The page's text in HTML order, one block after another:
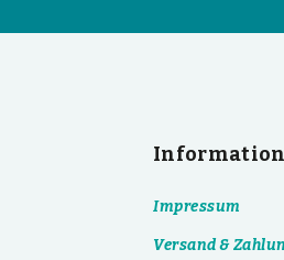
Impressum
Versand &